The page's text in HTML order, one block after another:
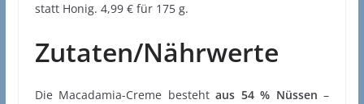
statt Honig. 4,99 € für 175 g.
Zutaten/Nährwerte
Die Macadamia-Creme bestehtaus 54 % Nüssen –